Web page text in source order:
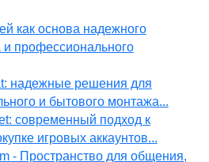
как основа надежного
и профессионального
надежные решения для
и бытового монтажа...
современный подход к
игровых аккаунтов...
- Пространство для общения,